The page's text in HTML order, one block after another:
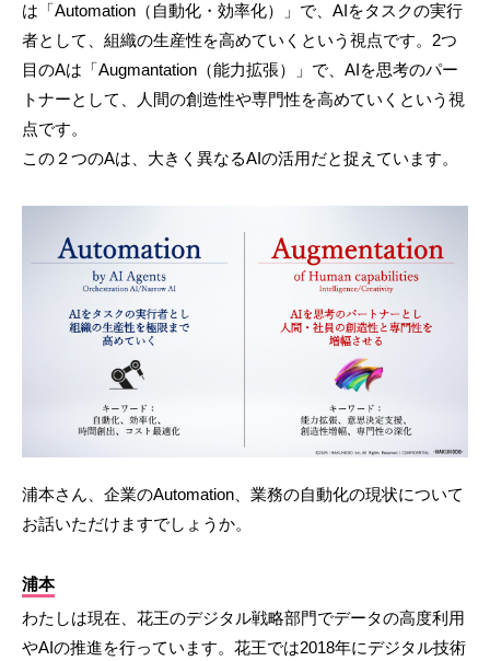
は「Automation（自動化・効率化）」で、AIをタスクの実行
者として、組織の生産性を高めていくという視点です。2つ
目のAは「Augmantation（能力拡張）」で、AIを思考のパー
トナーとして、人間の創造性や専門性を高めていくという視
点です。
この２つのAは、大きく異なるAIの活用だと捉えています。
浦本さん、企業のAutomation、業務の自動化の現状について
お話いただけますでしょうか。
浦本
わたしは現在、花王のデジタル戦略部門でデータの高度利用
やAIの推進を行っています。花王では2018年にデジタル技術